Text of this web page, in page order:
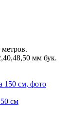
мм бук.
см